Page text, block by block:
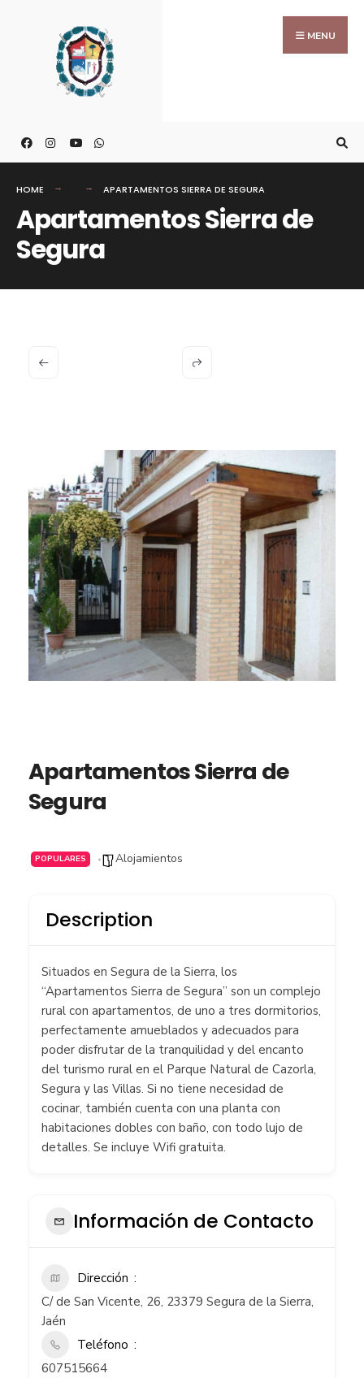
MENU
HOME APARTAMENTOS SIERRA DE SEGURA
Apartamentos Sierra de
Segura
Apartamentos Sierra de
Segura
POPULARES Alojamientos
Description
Situados en Segura de la Sierra, los
“Apartamentos Sierra de Segura” son un complejo
rural con apartamentos, de uno a tres dormitorios,
perfectamente amueblados y adecuados para
poder disfrutar de la tranquilidad y del encanto
del turismo rural en el Parque Natural de Cazorla,
Segura y las Villas. Si no tiene necesidad de
cocinar, también cuenta con una planta con
habitaciones dobles con baño, con todo lujo de
detalles. Se incluye Wifi gratuita.
Información de Contacto
Dirección
C/ de San Vicente, 26, 23379 Segura de la Sierra,
Jaén
Teléfono
607515664